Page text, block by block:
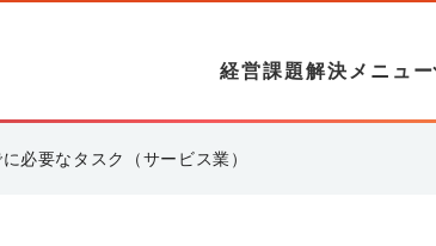
経営課題解決メニュー
必要なタスク（サービス業）